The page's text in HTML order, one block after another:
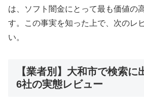
は、ソフト闇金にとって最も価値の
す。この事実を知った上で、次のレ
い。
【業者別】大和市で検索に
6社の実態レビュー